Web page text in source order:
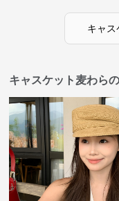
キャス
キャスケット麦わら